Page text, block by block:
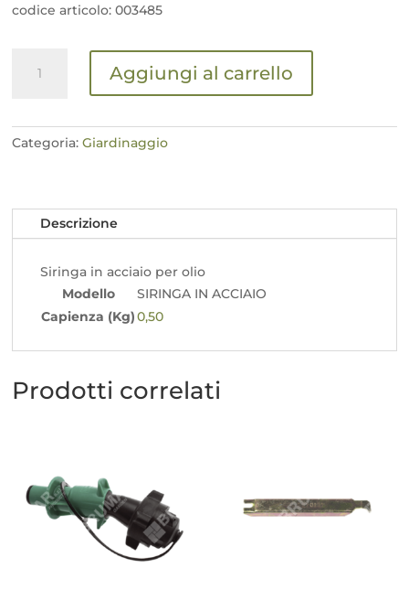
codice articolo: 003485
olio
Aggiungi al carrello
Categoria:Giardinaggio
Descrizione
Siringa in acciaio per olio
Modello
SIRINGA IN ACCIAIO
Capienza (Kg)0,50
Prodotti correlati